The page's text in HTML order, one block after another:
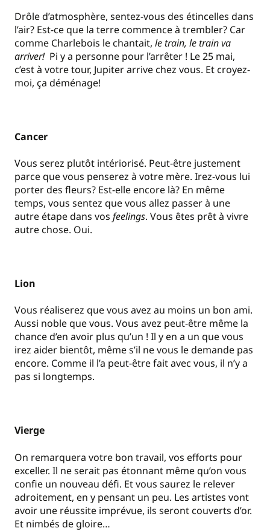
Drôle d’atmosphère, sentez-vous des étincelles dans
l’air? Est-ce que la terre commence à trembler? Car
comme Charlebois le chantait, le train, le train va
arriver! Pi y a personne pour l’arrêter ! Le 25 mai,
c’est à votre tour, Jupiter arrive chez vous. Et croyez-
moi, ça déménage!
Cancer
Vous serez plutôt intériorisé. Peut-être justement
parce que vous penserez à votre mère. Irez-vous lui
porter des fleurs? Est-elle encore là? En même
temps, vous sentez que vous allez passer à une
autre étape dans vos feelings. Vous êtes prêt à vivre
autre chose. Oui.
Lion
Vous réaliserez que vous avez au moins un bon ami.
Aussi noble que vous. Vous avez peut-être même la
chance d’en avoir plus qu’un ! Il y en a un que vous
irez aider bientôt, même s’il ne vous le demande pas
encore. Comme il l’a peut-être fait avec vous, il n’y a
pas si longtemps.
Vierge
On remarquera votre bon travail, vos efforts pour
exceller. Il ne serait pas étonnant même qu’on vous
confie un nouveau défi. Et vous saurez le relever
adroitement, en y pensant un peu. Les artistes vont
avoir une réussite imprévue, ils seront couverts d’or.
Et nimbés de gloire…